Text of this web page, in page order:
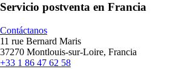
Servicio postventa en Francia
Contáctanos
11 rue Bernard Maris
37270 Montlouis-sur-Loire, Francia
+33 1 86 47 62 58